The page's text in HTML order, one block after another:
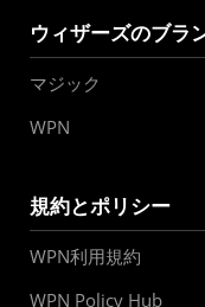
ウィザーズのブラ
マジック
WPN
規約とポリシー
WPN利用規約
WPN Policy Hub